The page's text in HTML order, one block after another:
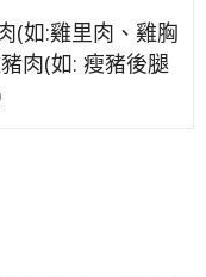
(如:雞里肉、雞胸
肉(如: 瘦豬後腿